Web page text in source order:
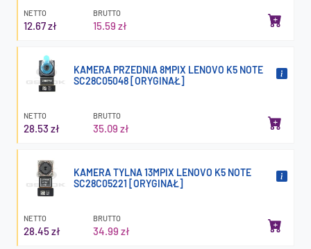
NETTO
12.67 zł
BRUTTO
15.59 zł
KAMERA PRZEDNIA 8MPIX LENOVO K5 NOTE
SC28C05048 [ORYGINAŁ]
NETTO
28.53 zł
BRUTTO
35.09 zł
KAMERA TYLNA 13MPIX LENOVO K5 NOTE
SC28C05221 [ORYGINAŁ]
NETTO
28.45 zł
BRUTTO
34.99 zł